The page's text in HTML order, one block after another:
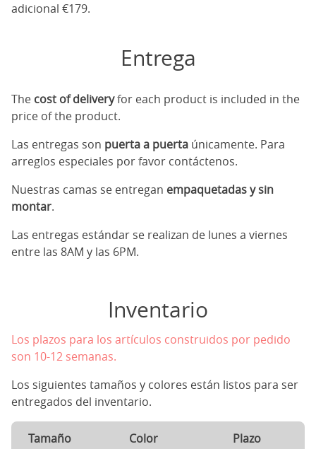
adicional €179.
Entrega
The cost of deliveryfor each product is included in the
price of the product.
Las entregas son puerta a puerta únicamente. Para
arreglos especiales por favor contáctenos.
Nuestras camas se entregan empaquetadas y sin
montar.
Las entregas estándar se realizan de lunes a viernes
entre las 8AM y las 6PM.
Inventario
Los plazos para los artículos construidos por pedido
son 10-12 semanas.
Los siguientes tamaños y colores están listos para ser
entregados del inventario.
Tamaño Color Plazo